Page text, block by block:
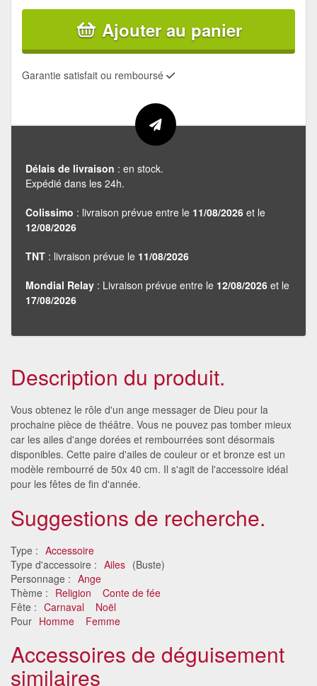
Ajouter au panier
Garantie satisfait ou remboursé
Délais de livraison : en stock.
Expédié dans les 24h.
Colissimo : livraison prévue entre le 11/08/2026 et le
12/08/2026
TNT : livraison prévue le 11/08/2026
Mondial Relay : Livraison prévue entre le 12/08/2026 et le
17/08/2026
Description du produit.
Vous obtenez le rôle d'un ange messager de Dieu pour la
prochaine pièce de théâtre. Vous ne pouvez pas tomber mieux
car les ailes d'ange dorées et rembourrées sont désormais
disponibles. Cette paire d'ailes de couleur or et bronze est un
modèle rembourré de 50x 40 cm. Il s'agit de l'accessoire idéal
pour les fêtes de fin d'année.
Suggestions de recherche.
Type : Accessoire
Type d'accessoire : Ailes (Buste)
Personnage : Ange
Thème : Religion
Conte de fée
Fête : Carnaval
Noël
Pour Homme Femme
Accessoires de déguisement
similaires